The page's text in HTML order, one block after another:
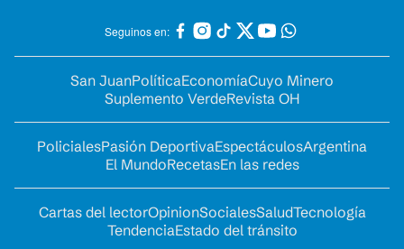
Seguinos en:
San JuanPolíticaEconomíaCuyo Minero
Suplemento VerdeRevista OH
PolicialesPasión DeportivaEspectáculosArgentina
El MundoRecetasEn las redes
Cartas del lectorOpinionSocialesSaludTecnología
TendenciaEstado del tránsito